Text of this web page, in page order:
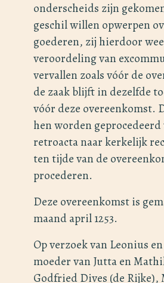
onderscheids zijn
geschil willen opwerpen
goederen, zij hierdoor
veroordeling van
vervallen zoals vóór de
de zaak blijft in dezelfde
vóór deze overeenkomst.
hen worden geprocedeerd
retroacta naar kerkelijk
ten tijde van de
procederen.
Deze overeenkomst is
maand april 1253.
Op verzoek van Leonius
moeder van Jutta en
Godfried Dives (de Rijke),